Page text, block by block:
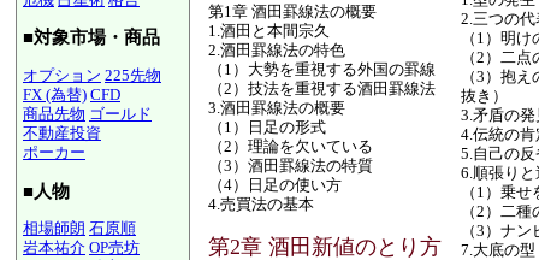
■対象市場・商品
オプション 225先物
FX (為替) CFD
商品先物 ゴールド
不動産投資
ポーカー
■人物
相場師朗 石原順
岩本祐介 OP売坊
第1章 酒田罫線法の概要
1.酒田と本間宗久
2.酒田罫線法の特色
（1）大勢を重視する外国の罫線
（2）技法を重視する酒田罫線法
3.酒田罫線法の概要
（1）日足の形式
（2）理論を欠いている
（3）酒田罫線法の特質
（4）日足の使い方
4.売買法の基本
第2章 酒田新値のとり方
2.三つの代
（1）明
（2）二
（3）抱
抜き）
3.矛盾の発
4.伝統の肯
5.自己の反
6.順張り
（1）乗
（2）二
（3）ナ
7.大底の型